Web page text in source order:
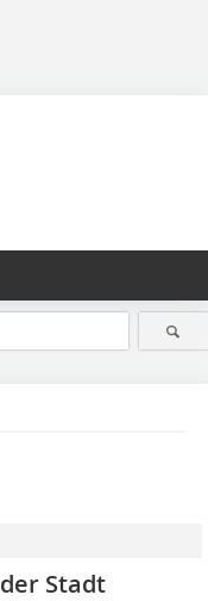
Stadt